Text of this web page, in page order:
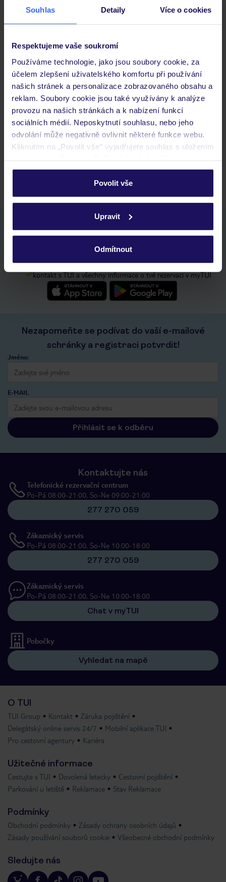
Souhlas Detaily Více o cookies
Respektujeme vaše soukromí
Používáme technologie, jako jsou soubory cookie, za
účelem zlepšení uživatelského komfortu při používání
našich stránek a personalizace zobrazovaného obsahu a
reklam. Soubory cookie jsou také využívány k analýze
provozu na našich stránkách a k nabízení funkcí
sociálních médií. Neposkytnutí souhlasu, nebo jeho
odvolání může negativně ovlivnit některé funkce webu.
Kliknutím na „Povolit vše“ vyjadřujete souhlas s uložením
personalizovat v sekci „Personalizace“.
Podrobné informace o souborech cookie naleznete v
ochrany osobních údajů.
Povolit vše
Upravit
Odmítnout
Důležité informace
Často kladené otázky
Budeme ubytováni ihned po příjezdu do hotelu?
Kam jít po přistání a vyzvednutí zavazadel?
rychlé vyhledávání a prohlížení nabídek
seznam oblíbených nabídek a možnost jejich sdílení
historie vyhledávání a naposledy zobrazené nabídky
kontakt s TUI a všechny informace o tvé rezervaci v myTUI
Nezapomeňte se podívat do vaší e-mailové
schránky a registraci potvrdit!
Jméno:
E-MAIL
Přihlásit se k odběru
Kontaktujte nás
Telefonické rezervační centrum
Po-Pá 08:00-21:00, So-Ne 09:00-21:00
277 270 059
Zákaznický servis
Po-Pá 08:00-21:00, So-Ne 10:00-18:00
277 270 059
Zákaznický servis
Po-Pá 08:00-21:00, So-Ne 10:00-18:00
Chat v myTUI
Pobočky
Vyhledat na mapě
O TUI
TUI Group Kontakt
Záruka pojištění
Delegátský online servis 24/7
Mobilní aplikace TUI
Pro cestovní agentury
Kariéra
Užitečné informace
Cestujte s TUI Dovolená letecky
Cestovní pojištění
Parkování u letiště
Reklamace Stav Reklamace
Podmínky
Obchodní podmínky
Zásady ochrany osobních údajů
Zásady používání souborů cookie
Všeobecné obchodní podmínky
Sledujte nás